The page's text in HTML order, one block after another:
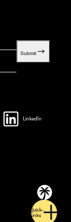
Quick-
Links
Submit
LinkedIn